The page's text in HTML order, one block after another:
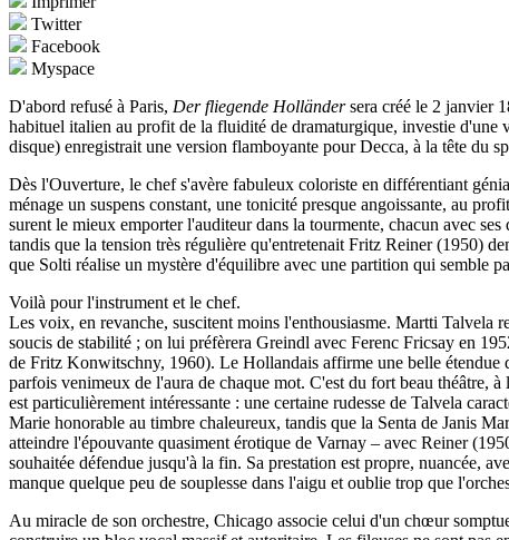
Twitter
Facebook
Myspace
D'abord refusé à Paris, Der fliegende Holländersera créé le 2 janvier
habituel italien au profit de la fluidité de dramaturgique, investie d'une
disque) enregistrait une version flamboyante pour Decca, à la tête du
Dès l'Ouverture, le chef s'avère fabuleux coloriste en différentiant
ménage un suspens constant, une tonicité presque angoissante, au
surent le mieux emporter l'auditeur dans la tourmente, chacun avec
tandis que la tension très régulière qu'entretenait Fritz Reiner (1950)
que Solti réalise un mystère d'équilibre avec une partition qui semble
Voilà pour l'instrument et le chef.
Les voix, en revanche, suscitent moins l'enthousiasme. Martti Talvela
soucis de stabilité ; on lui préfèrera Greindl avec Ferenc Fricsay en
de Fritz Konwitschny, 1960). Le Hollandais affirme une belle étendue
parfois venimeux de l'aura de chaque mot. C'est du fort beau théâtre,
est particulièrement intéressante : une certaine rudesse de Talvela
Marie honorable au timbre chaleureux, tandis que la Senta de Janis
atteindre l'épouvante quasiment érotique de Varnay – avec Reiner
souhaitée défendue jusqu'à la fin. Sa prestation est propre, nuancée,
manque quelque peu de souplesse dans l'aigu et oublie trop que
Au miracle de son orchestre, Chicago associe celui d'un chœur